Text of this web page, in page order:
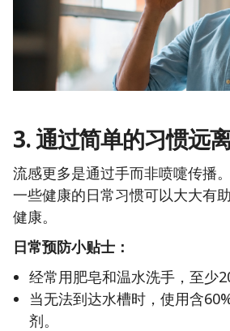
3. 通过简单的习惯远
流感更多是通过手而非喷嚏传播
一些健康的日常习惯可以大大有
健康。
日常预防小贴士：
经常用肥皂和温水洗手，至少
当无法到达水槽时，使用含
剂。